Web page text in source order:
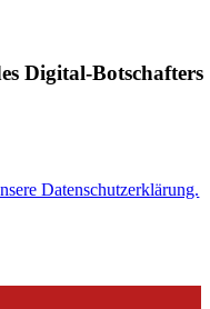
Digital-Botschafters
Datenschutzerklärung.